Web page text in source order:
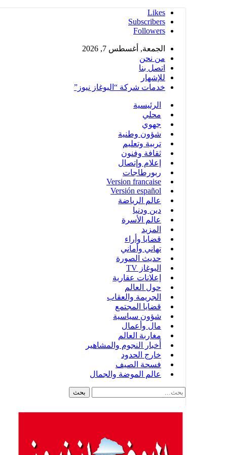
Likes
Subscribers
Followers
الجمعة, أغسطس 7, 2026
من نحن
اتصل بنا
للإشهار
خدمات شركة “البوغاز نيوز”
الرئيسية
محلي
جهوي
شؤون وطنية
تربية وتعليم
ثقافة وفنون
إعلام وإتصال
ربورطاجات
Version francaise
Versión español
عالم الرياضة
دين ودنيا
عالم الأسرة
المزيد
قضايا وأراء
تهاني وأماني
حديث الصورة
البوغاز TV
إعلانات عقارية
حول العالم
الجريمة والعقاب
قضايا المجتمع
شؤون سياسية
مال وأعمال
مغاربة العالم
أخبار النجوم والمشاهير
خارج الحدود
فسحة الصيف
عالم الموضة والجمال